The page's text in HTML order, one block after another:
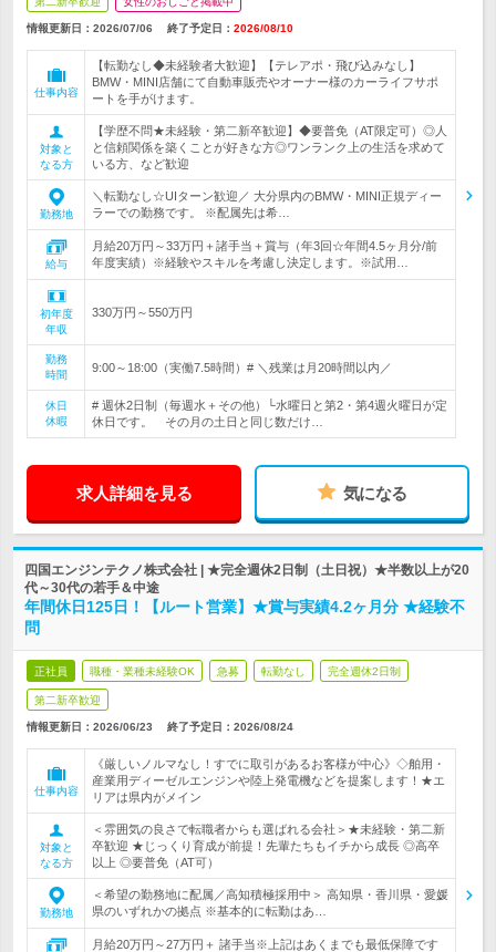
情報更新日：2026/07/06 終了予定日： 2026/08/10
仕事内容
【転勤なし◆未経験者大歓迎】【テレアポ・飛び込みなし】
BMW・MINI店舗にて自動車販売やオーナー様のカーライフサポ
ートを手がけます。
対象と
なる方
【学歴不問★未経験・第二新卒歓迎】◆要普免（AT限定可）◎人
と信頼関係を築くことが好きな方◎ワンランク上の生活を求めて
いる方、など歓迎
勤務地
＼転勤なし☆UIターン歓迎／ 大分県内のBMW・MINI正規ディー
ラーでの勤務です。 ※配属先は希…
給与
月給20万円～33万円＋諸手当＋賞与（年3回☆年間4.5ヶ月分/前
年度実績）※経験やスキルを考慮し決定します。※試用…
初年度
年収
330万円～550万円
勤務
時間
9:00～18:00（実働7.5時間）# ＼残業は月20時間以内／
休日
休暇
# 週休2日制（毎週水＋その他）└水曜日と第2・第4週火曜日が定
休日です。 その月の土日と同じ数だけ…
求人詳細を見る 気になる
四国エンジンテクノ株式会社 | ★完全週休2日制（土日祝）★半数以上が20
代～30代の若手＆中途
年間休日125日！【ルート営業】★賞与実績4.2ヶ月分 ★経験不
問
正社員 職種・業種未経験OK 急募 転勤なし 完全週休2日制
第二新卒歓迎
情報更新日：2026/06/23 終了予定日： 2026/08/24
仕事内容
《厳しいノルマなし！すでに取引があるお客様が中心》◇舶用・
産業用ディーゼルエンジンや陸上発電機などを提案します！★エ
リアは県内がメイン
対象と
なる方
＜雰囲気の良さで転職者からも選ばれる会社＞★未経験・第二新
卒歓迎 ★じっくり育成が前提！先輩たちもイチから成長 ◎高卒
以上 ◎要普免（AT可）
勤務地
＜希望の勤務地に配属／高知積極採用中＞ 高知県・香川県・愛媛
県のいずれかの拠点 ※基本的に転勤はあ…
月給20万円～27万円＋ 諸手当※上記はあくまでも最低保障です